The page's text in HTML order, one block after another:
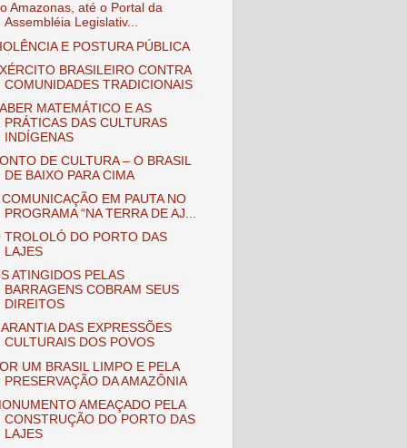
Amazonas, até o Portal da
Assembléia Legislativ...
E POSTURA PÚBLICA
BRASILEIRO CONTRA
COMUNIDADES TRADICIONAIS
MATEMÁTICO E AS
PRÁTICAS DAS CULTURAS
INDÍGENAS
DE CULTURA – O BRASIL
DE BAIXO PARA CIMA
COMUNICAÇÃO EM PAUTA NO
PROGRAMA “NA TERRA DE AJ...
TROLOLÓ DO PORTO DAS
LAJES
ATINGIDOS PELAS
BARRAGENS COBRAM SEUS
DIREITOS
DAS EXPRESSÕES
CULTURAIS DOS POVOS
UM BRASIL LIMPO E PELA
PRESERVAÇÃO DA AMAZÔNIA
AMEAÇADO PELA
CONSTRUÇÃO DO PORTO DAS
LAJES